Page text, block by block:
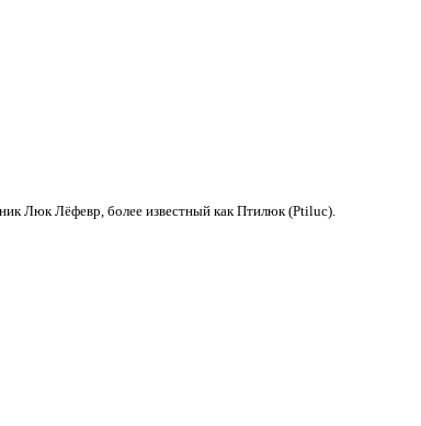
Люк Лёфевр, более известный как Птилюк (Ptiluc).